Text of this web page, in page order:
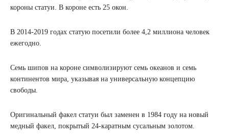
короны статуи. В короне есть 25 окон.
В 2014-2019 годах статую посетили более 4,2 миллиона человек
ежегодно.
Семь шипов на короне символизируют семь океанов и семь
континентов мира, указывая на универсальную концепцию
свободы.
Оригинальный факел статуи был заменен в 1984 году на новый
медный факел, покрытый 24-каратным сусальным золотом.